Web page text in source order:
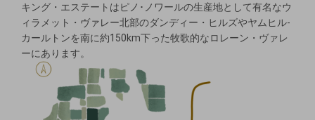
キング・エステートはピノ･ノワールの生産地として有名なウ
ィラメット・ヴァレー北部のダンディー・ヒルズやヤムヒル-
カールトンを南に約150km下った牧歌的なロレーン・ヴァレ
ーにあります。